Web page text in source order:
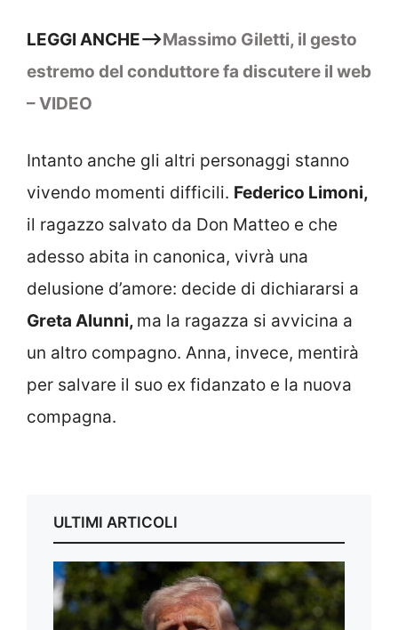
LEGGI ANCHE—>Massimo Giletti, il gesto
estremo del conduttore fa discutere il web
– VIDEO
Intanto anche gli altri personaggi stanno
vivendo momenti difficili. Federico Limoni,
il ragazzo salvato da Don Matteo e che
adesso abita in canonica, vivrà una
delusione d’amore: decide di dichiararsi a
Greta Alunni, ma la ragazza si avvicina a
un altro compagno. Anna, invece, mentirà
per salvare il suo ex fidanzato e la nuova
compagna.
ULTIMI ARTICOLI